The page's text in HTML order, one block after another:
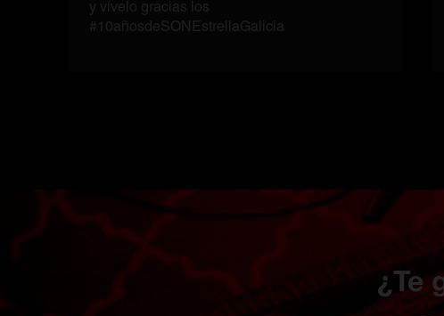
y vívelo gracias los
#10añosdeSONEstrellaGalicia
¿Te